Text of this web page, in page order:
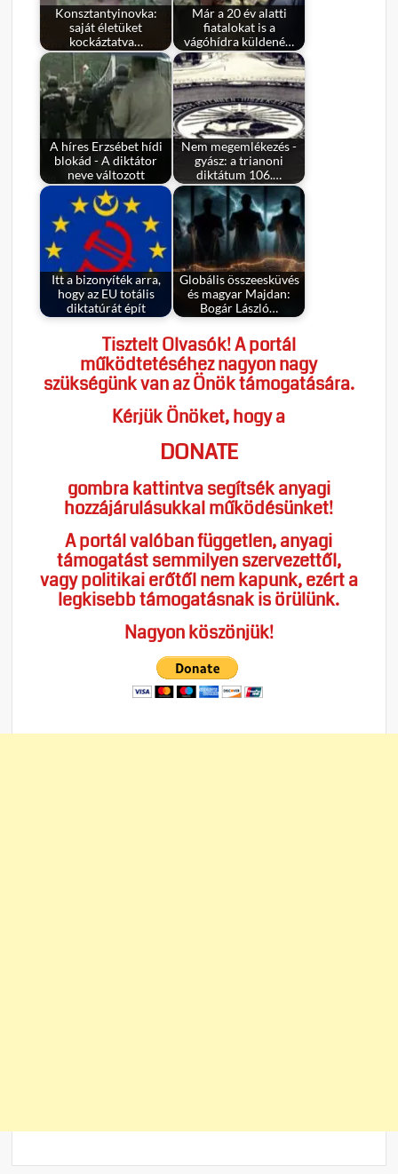
Konsztantyinovka:
saját életüket
kockáztatva…
Már a 20 év alatti
fiatalokat is a
vágóhídra küldené…
A híres Erzsébet hídi
blokád - A diktátor
neve változott
Nem megemlékezés -
gyász: a trianoni
diktátum 106.…
Itt a bizonyíték arra,
hogy az EU totális
diktatúrát épít
Globális összeesküvés
és magyar Majdan:
Bogár László…
Tisztelt Olvasók! A portál
működtetéséhez nagyon nagy
szükségünk van az Önök támogatására.
Kérjük Önöket, hogy a
DONATE
gombra kattintva segítsék anyagi
hozzájárulásukkal működésünket!
A portál valóban független, anyagi
támogatást semmilyen szervezettől,
vagy politikai erőtől nem kapunk, ezért a
legkisebb támogatásnak is örülünk.
Nagyon köszönjük!